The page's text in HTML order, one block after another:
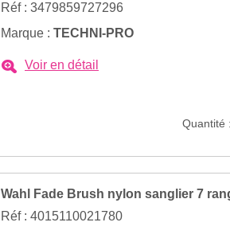
Réf : 3479859727296
Marque : TECHNI-PRO
Voir en détail
Quantité
Wahl Fade Brush nylon sanglier 7
Réf : 4015110021780